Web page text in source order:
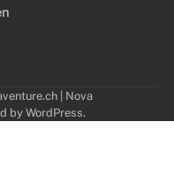
| Nova
by WordPress.